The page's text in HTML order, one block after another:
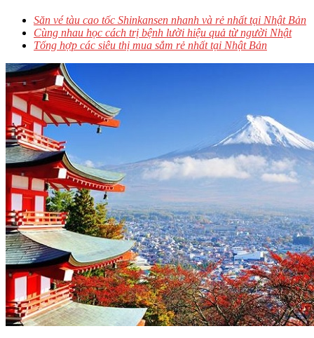
Săn vé tàu cao tốc Shinkansen nhanh và rẻ nhất tại Nhật Bản
Cùng nhau học cách trị bệnh lười hiệu quả từ người Nhật
Tổng hợp các siêu thị mua sắm rẻ nhất tại Nhật Bản